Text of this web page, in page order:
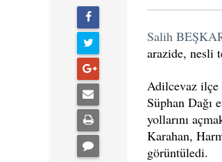
Salih
arazide, nesli
Adilcevaz ilçe
Süphan Dağı
yollarını
Karahan,
görüntüledi.